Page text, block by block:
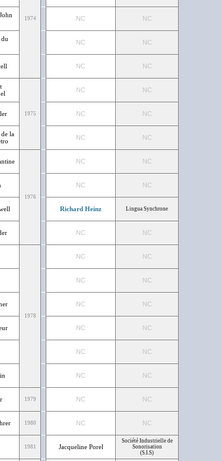
1974 NC NC
NC NC
NC NC
1975
NC NC
NC NC
la
NC NC
1976
NC NC
NC NC
Richard Heinz Lingua Synchrone
NC NC
1978
NC NC
NC NC
NC NC
NC NC
NC NC
NC NC
1979 NC NC
1980 NC NC
1981 Jacqueline Porel
Société Industrielle de
Sonorisation
(S.I.S)